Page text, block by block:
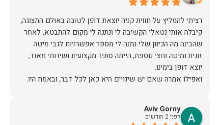
רציתי להמליץ על חווית קניה יוצאת דופן לטובה באולם התצוגה,
קיבלה אותי נטאלי הקשיבה לי ונתנה לי מקום להתבטא, לאחר
שהבינה מה הכיוון שלי נתנה לי מספר אפשרויות לגבי מיטה
זוגית ומיטה וחצי נוספת, הייתה סופר מקצועית ושירותי מאוד,
תודה.
Aviv Gorny
לפני 2 חודשים